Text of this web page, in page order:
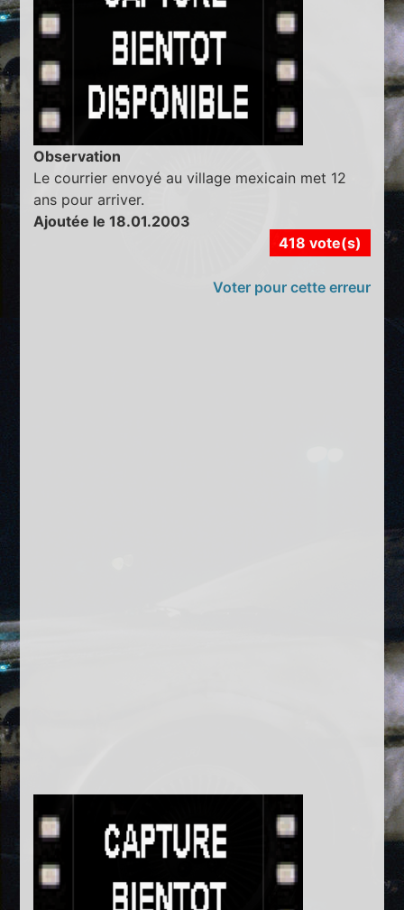
Observation
Le courrier envoyé au village mexicain met 12
ans pour arriver.
Ajoutée le 18.01.2003
418 vote(s)
Voter pour cette erreur